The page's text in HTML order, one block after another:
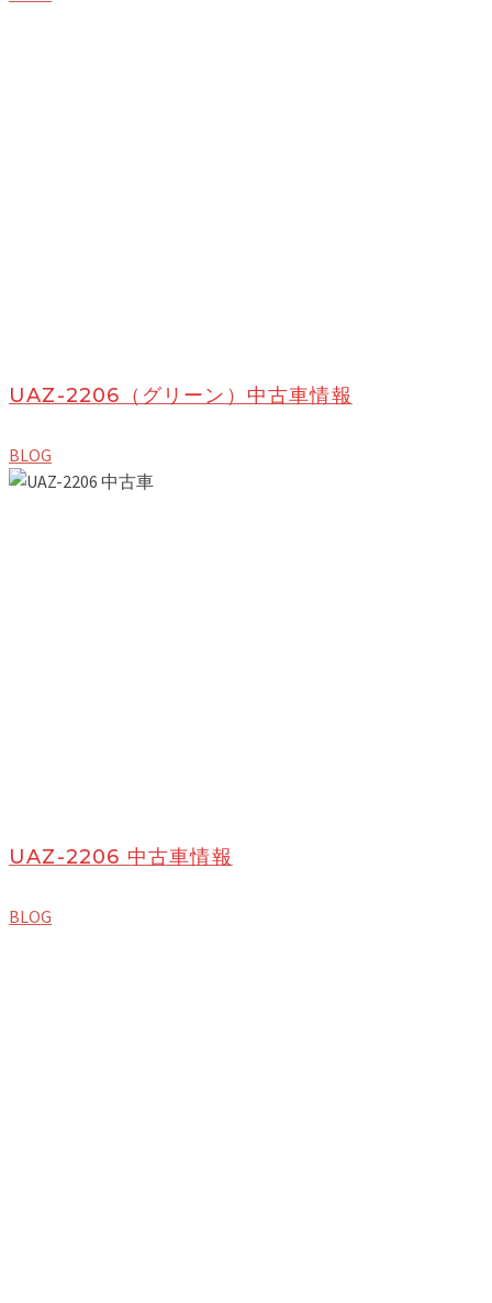
UAZ-2206（グリーン）中古車情報
BLOG
UAZ-2206 中古車情報
BLOG